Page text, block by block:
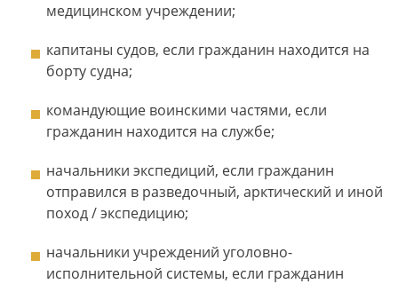
медицинском учреждении;
капитаны судов, если гражданин находится на
борту судна;
командующие воинскими частями, если
гражданин находится на службе;
начальники экспедиций, если гражданин
отправился в разведочный, арктический и иной
поход / экспедицию;
начальники учреждений уголовно-
исполнительной системы, если гражданин